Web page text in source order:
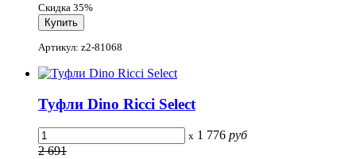
Скидка 35%
Артикул: z2-81068
Туфли Dino Ricci Select
x 1 776 руб
2 691